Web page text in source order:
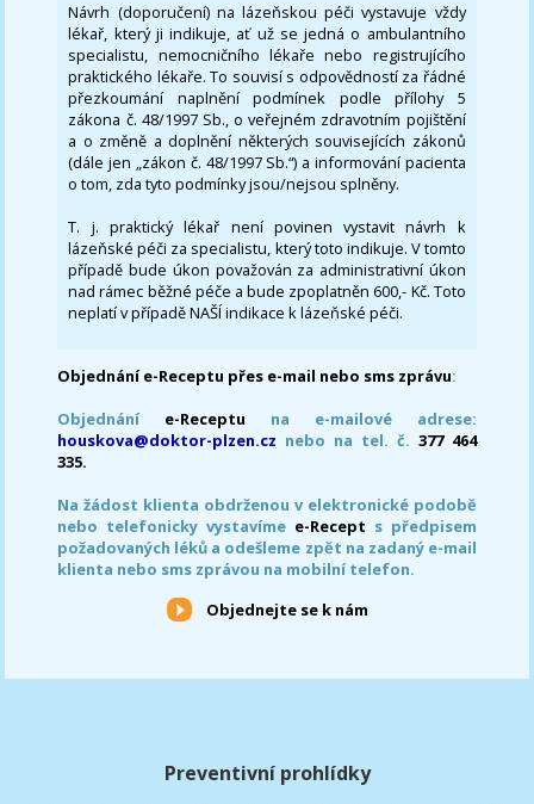
Návrh (doporučení) na lázeňskou péči vystavuje vždy
lékař, který ji indikuje, ať už se jedná o ambulantního
specialistu, nemocničního lékaře nebo registrujícího
praktického lékaře. To souvisí s odpovědností za řádné
přezkoumání naplnění podmínek podle přílohy 5
zákona č. 48/1997 Sb., o veřejném zdravotním pojištění
a o změně a doplnění některých souvisejících zákonů
(dále jen „zákon č. 48/1997 Sb.“) a informování pacienta
o tom, zda tyto podmínky jsou/nejsou splněny.
T. j. praktický lékař není povinen vystavit návrh k
lázeňské péči za specialistu, který toto indikuje. V tomto
případě bude úkon považován za administrativní úkon
nad rámec běžné péče a bude zpoplatněn 600,- Kč. Toto
neplatí v případě NAŠÍ indikace k lázeňské péči.
Objednání e-Receptu přes e-mail nebo sms zprávu:
Objednání e-Receptu na e-mailové adrese:
houskova@doktor-plzen.cz nebo na tel. č. 377 464
335.
Na žádost klienta obdrženou v elektronické podobě
nebo telefonicky vystavíme e-Recept s předpisem
požadovaných léků a odešleme zpět na zadaný e-mail
klienta nebo sms zprávou na mobilní telefon.
Objednejte se k nám
Preventivní prohlídky